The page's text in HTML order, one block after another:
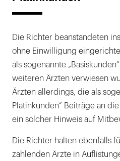
Die Richter beanstandeten
ohne Einwilligung
als sogenannte
weiteren Ärzten verwiesen
Ärzten allerdings, die als
Platinkunden“ Beiträge an
ein solcher Hinweis auf
Die Richter halten ebenfalls
zahlenden Ärzte in